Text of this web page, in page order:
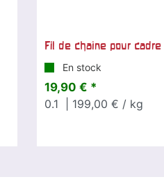
Fil de chaîne pour
En stock
19,90 € *
0.1
| 199,00 € / kg